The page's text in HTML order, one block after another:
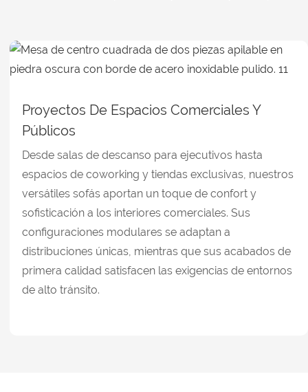
Proyectos De Espacios Comerciales Y
Públicos
Desde salas de descanso para ejecutivos hasta
espacios de coworking y tiendas exclusivas, nuestros
versátiles sofás aportan un toque de confort y
sofisticación a los interiores comerciales. Sus
configuraciones modulares se adaptan a
distribuciones únicas, mientras que sus acabados de
primera calidad satisfacen las exigencias de entornos
de alto tránsito.